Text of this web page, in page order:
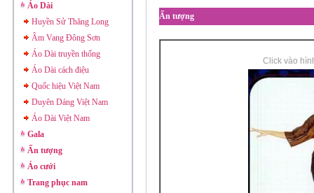
Áo Dài
Huyền Sử Thăng Long
Âm Vang Đông Sơn
Áo Dài truyền thống
Áo Dài cách điệu
Quốc hiệu Việt Nam
Duyên Dáng Việt Nam
Áo Dài Việt Nam
Gala
Ấn tượng
Áo cưới
Trang phục nam
Ấn tượng
Click vào